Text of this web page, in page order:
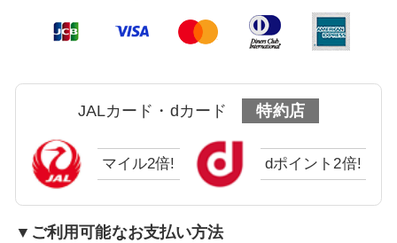
JALカード・dカード 特約店
マイル2倍! dポイント2倍!
▼ご利用可能なお支払い方法